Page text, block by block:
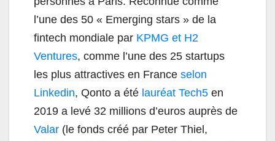
l’une des 50 « Emerging stars » de la
fintech mondiale par KPMG et H2
Ventures, comme l’une des 25 startups
les plus attractives en France selon
Linkedin, Qonto a été lauréat Tech5 en
2019 a levé 32 millions d’euros auprès de
Valar (le fonds créé par Peter Thiel,